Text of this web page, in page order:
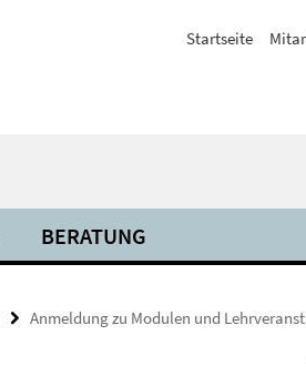
Startseite
BERATUNG
Anmeldung zu Modulen und